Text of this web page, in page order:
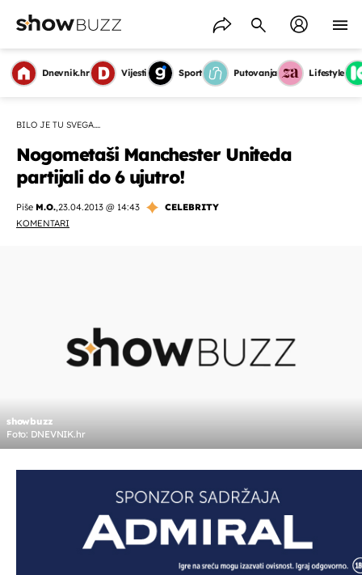
Dnevnik.hr Vijesti Sport Putovanja Lifestyle
BILO JE TU SVEGA....
Nogometaši Manchester Uniteda
partijali do 6 ujutro!
Piše M.O.,23.04.2013 @ 14:43
CELEBRITY
KOMENTARI
showbuzz
Foto: DNEVNIK.hr